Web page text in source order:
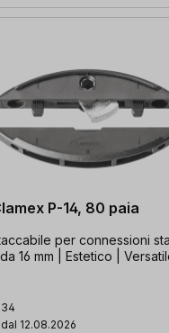
P-14, 80 paia
per connessioni
16 mm | Estetico |
12.08.2026